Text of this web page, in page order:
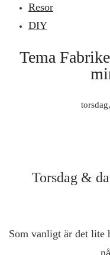
Resor
DIY
Tema
Torsdag &
Som vanligt är det lite